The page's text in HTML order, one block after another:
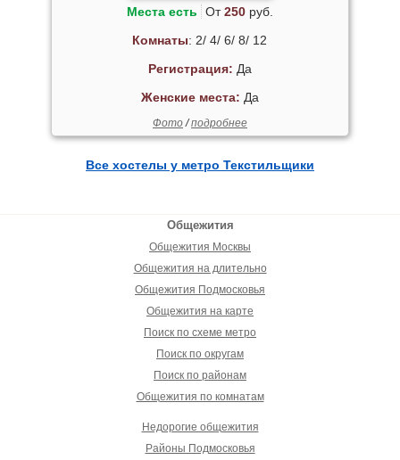
Места есть От250руб.
Комнаты: 2/ 4/ 6/ 8/ 12
Регистрация: Да
Женские места: Да
Фото/подробнее
Все хостелы у метро Текстильщики
Общежития
Общежития Москвы
Общежития на длительно
Общежития Подмосковья
Общежития на карте
Поиск по схеме метро
Поиск по округам
Поиск по районам
Общежития по комнатам
Недорогие общежития
Районы Подмосковья